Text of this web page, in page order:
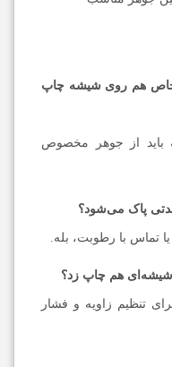
هم روی شیشه چاپ
از جوهر مخصوص
تماس با رطوبت، بله.
تنظیم زاویه و فشار